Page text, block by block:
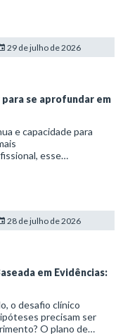
29 de julho de 2026
se aprofundar em
e capacidade para
esse
28 de julho de 2026
em Evidências:
o desafio clínico
precisam ser
O plano de